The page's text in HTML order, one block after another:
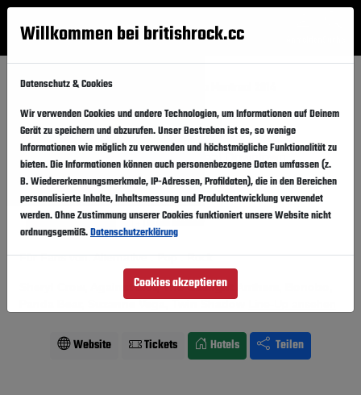
Menü
Startseite Festivals
Pop Montreal 2014 Folgen
Kanada, Montreal, Montreal Downtown
Mittwoch,17.09.2014-Sonntag,21.09.2014
Vergangener Event
Für Fans von: Alternative . Pop . Rock
Sheryl Crow, Against Me!, The Gaslight Anthem, Bonobo,
Website Tickets Hotels Teilen
Willkommen bei britishrock.cc
Datenschutz & Cookies
Wir verwenden Cookies und andere Technologien, um Informationen auf Deinem
Gerät zu speichern und abzurufen. Unser Bestreben ist es, so wenige
Informationen wie möglich zu verwenden und höchstmögliche Funktionalität zu
bieten. Die Informationen können auch personenbezogene Daten umfassen (z.
B. Wiedererkennungsmerkmale, IP-Adressen, Profildaten), die in den Bereichen
personalisierte Inhalte, Inhaltsmessung und Produktentwicklung verwendet
werden. Ohne Zustimmung unserer Cookies funktioniert unsere Website nicht
ordnungsgemäß.Datenschutzerklärung
Cookies akzeptieren